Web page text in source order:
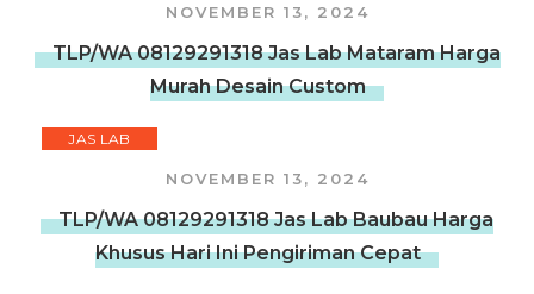
NOVEMBER 13, 2024
TLP/WA 08129291318 Jas Lab Mataram Harga
Murah Desain Custom
JAS LAB
NOVEMBER 13, 2024
TLP/WA 08129291318 Jas Lab Baubau Harga
Khusus Hari Ini Pengiriman Cepat